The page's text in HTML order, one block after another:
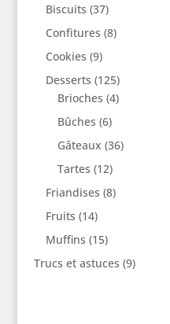
Biscuits (37)
Confitures (8)
Cookies (9)
Desserts (125)
Brioches (4)
Bûches (6)
Gâteaux (36)
Tartes (12)
Friandises (8)
Fruits (14)
Muffins (15)
Trucs et astuces (9)